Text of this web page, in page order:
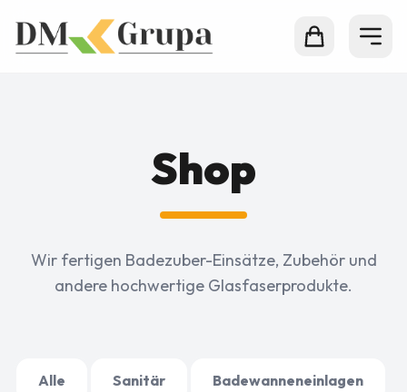
Shop
Wir fertigen Badezuber-Einsätze, Zubehör und
andere hochwertige Glasfaserprodukte.
Alle Sanitär Badewanneneinlagen